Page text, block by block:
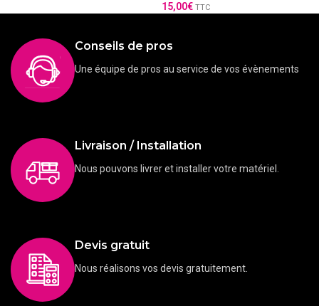
15,00€ TTC
Conseils de pros
Une équipe de pros au service de vos évènements
Livraison / Installation
Nous pouvons livrer et installer votre matériel.
Devis gratuit
Nous réalisons vos devis gratuitement.